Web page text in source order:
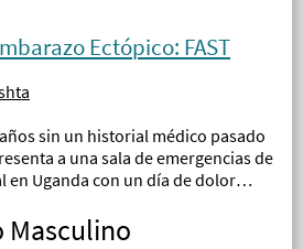
Ectópico: FAST
sin un historial médico pasado
a una sala de emergencias de
en Uganda con un día de dolor